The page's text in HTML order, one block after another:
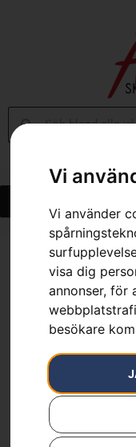
Vi
Vi använder
visa dig
annonser, för
besökare
»Webbutik»